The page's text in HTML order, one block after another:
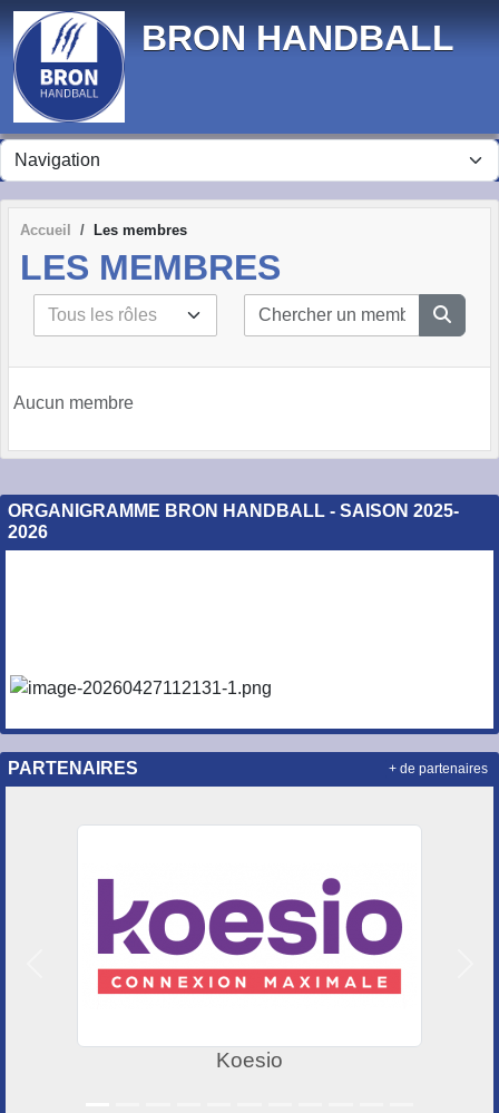
BRON HANDBALL
Accueil Les membres
LES MEMBRES
Aucun membre
ORGANIGRAMME BRON HANDBALL - SAISON 2025-
2026
PARTENAIRES
Koesio
Précedent
+ de partenaires
Panneau de gestion des cookies